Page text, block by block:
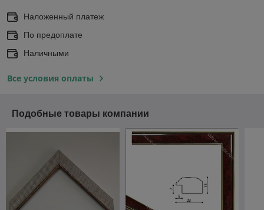
Наложенный платеж
По предоплате
Наличными
Все условия оплаты
Подобные товары компании